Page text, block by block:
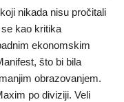
nikada nisu pročitali
kao kritika
ekonomskim
što bi bila
obrazovanjem.
po diviziji. Veli